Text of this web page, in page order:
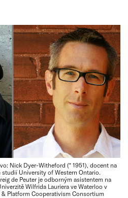
Nick Dyer-Witheford (* 1951), docent na
University of Western Ontario.
de Peuter je odborným asistentem na
Wilfrida Lauriera ve Waterloo v
& Platform Cooperativism Consortium